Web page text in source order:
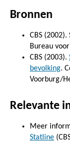
Bronnen
CBS
Bureau
CBS (2003).
bevolking.
Voorburg/
Relevante
Meer
Statline